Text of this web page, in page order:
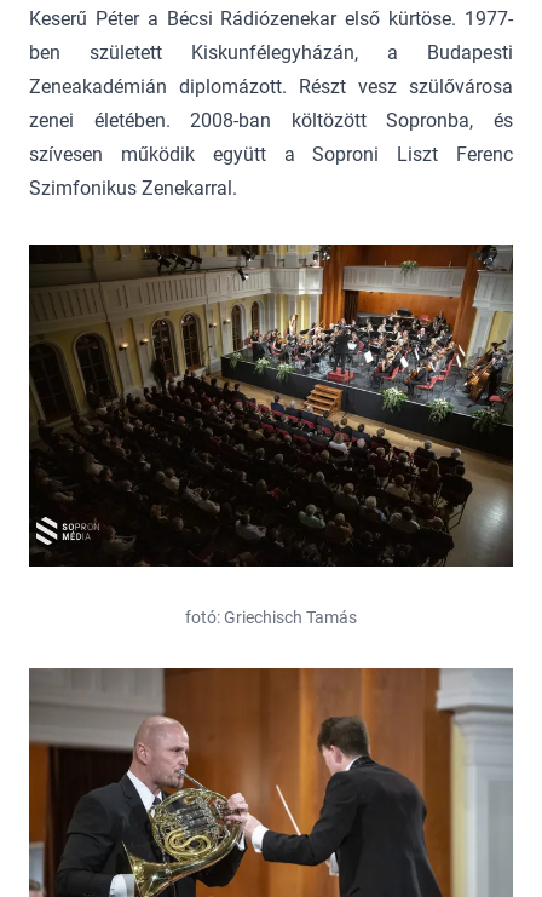
Keserű Péter a Bécsi Rádiózenekar első kürtöse. 1977-
ben született Kiskunfélegyházán, a Budapesti
Zeneakadémián diplomázott. Részt vesz szülővárosa
zenei életében. 2008-ban költözött Sopronba, és
szívesen működik együtt a Soproni Liszt Ferenc
Szimfonikus Zenekarral.
fotó: Griechisch Tamás